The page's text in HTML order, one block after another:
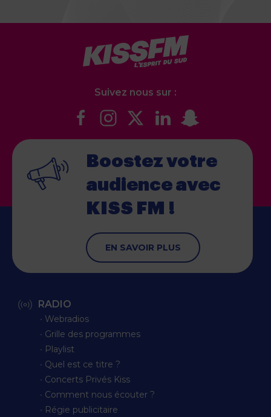
Suivez nous sur :
Boostez votre
audience avec
KISS FM !
EN SAVOIR PLUS
RADIO
∙ Webradios
∙ Grille des programmes
∙ Playlist
∙ Quel est ce titre ?
∙ Concerts Privés Kiss
∙ Comment nous écouter ?
∙ Régie publicitaire